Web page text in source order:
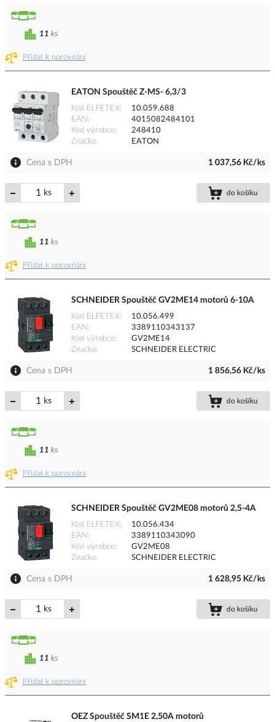
Přidat k porovnání
11 ks
EATON Spouštěč Z-MS- 6,3/3
Kód ELFETEX
10.059.688
EAN
4015082484101
Kód výrobce
248410
Značka
EATON
Cena s DPH 1 037,56 Kč/ks
ks do košíku
Přidat k porovnání
11 ks
SCHNEIDER Spouštěč GV2ME14 motorů 6-10A
Kód ELFETEX
10.056.499
EAN
3389110343137
Kód výrobce
GV2ME14
Značka
SCHNEIDER ELECTRIC
Cena s DPH 1 856,56 Kč/ks
ks do košíku
Přidat k porovnání
11 ks
SCHNEIDER Spouštěč GV2ME08 motorů 2,5-4A
Kód ELFETEX
10.056.434
EAN
3389110343090
Kód výrobce
GV2ME08
Značka
SCHNEIDER ELECTRIC
Cena s DPH 1 628,95 Kč/ks
ks do košíku
Přidat k porovnání
11 ks
OEZ Spouštěč SM1E 2,50A motorů